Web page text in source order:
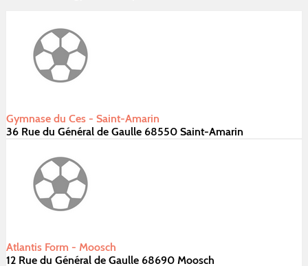
Gymnase du Ces - Saint-Amarin
36 Rue du Général de Gaulle 68550 Saint-Amarin
Atlantis Form - Moosch
12 Rue du Général de Gaulle 68690 Moosch